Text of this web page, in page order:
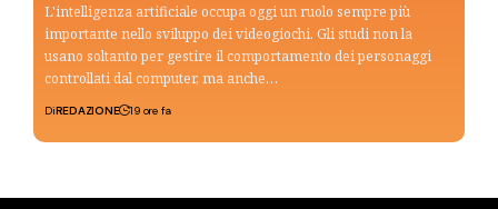
L'intelligenza artificiale occupa oggi un ruolo sempre più
importante nello sviluppo dei videogiochi. Gli studi non la
usano soltanto per gestire il comportamento dei personaggi
controllati dal computer, ma anche…
DiREDAZIONE 19 ore fa